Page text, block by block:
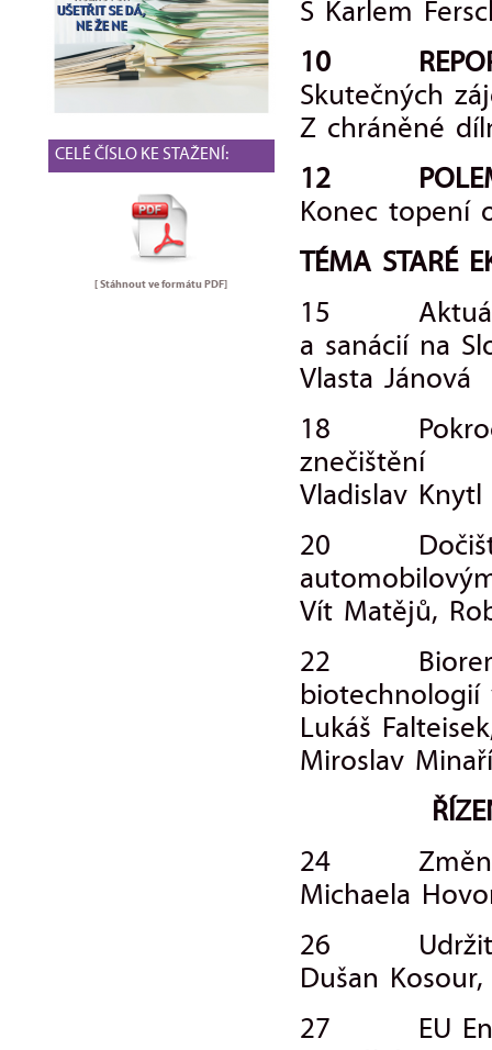
CELÉ ČÍSLO KE STAŽENÍ:
[ Stáhnout ve formátuPDF]
S Karlem
10
Skutečných
Z chráněné
12
Konec topení
TÉMA STARÉ
15 Aktuálne
a sanácií na
Vlasta Jánová
18
znečištění
Vladislav Knytl
20
Vít Matějů,
22
biotechnologií
Lukáš
Miroslav
24 Změny v
Michaela
26
Dušan
27 EU